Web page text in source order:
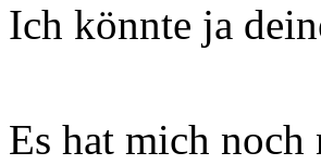
Ich könnte ja
Es hat mich